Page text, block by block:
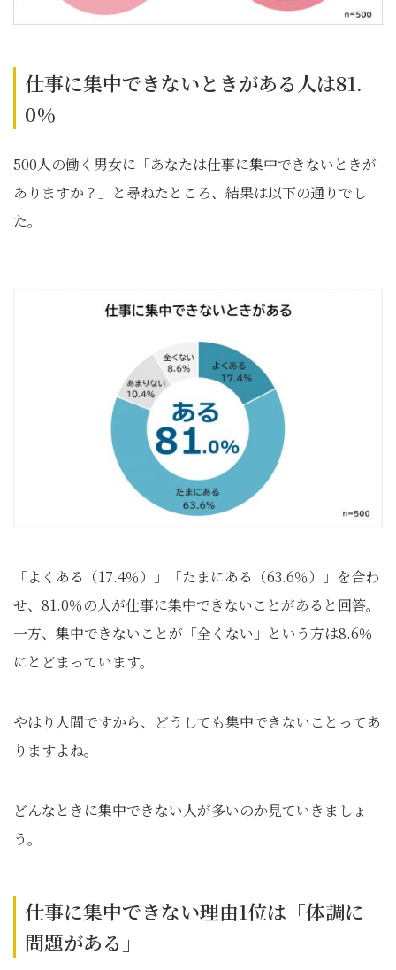
仕事に集中できないときがある人は81.
0％
500人の働く男女に「あなたは仕事に集中できないときが
ありますか？」と尋ねたところ、結果は以下の通りでし
た。
「よくある（17.4％）」「たまにある（63.6％）」を合わ
せ、81.0％の人が仕事に集中できないことがあると回答。
一方、集中できないことが「全くない」という方は8.6％
にとどまっています。
やはり人間ですから、どうしても集中できないことってあ
りますよね。
どんなときに集中できない人が多いのか見ていきましょ
う。
仕事に集中できない理由1位は「体調に
問題がある」